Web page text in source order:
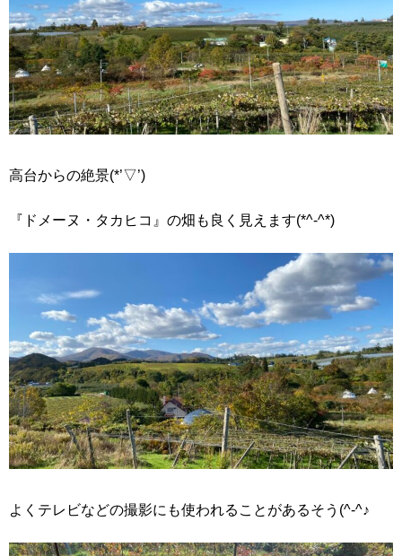
高台からの絶景(*’▽’)
『ドメーヌ・タカヒコ』の畑も良く見えます(*^-^*)
よくテレビなどの撮影にも使われることがあるそう(^-^♪